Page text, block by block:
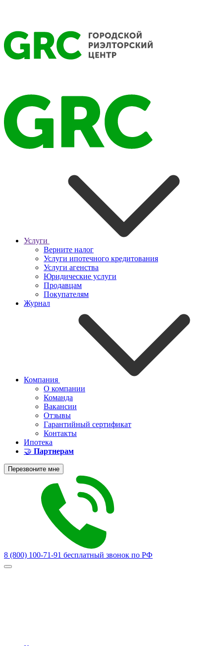
Услуги
Верните налог
Услуги ипотечного кредитования
Услуги агенства
Юридические услуги
Продавцам
Покупателям
Журнал
Компания
О компании
Команда
Вакансии
Отзывы
Гарантийный сертификат
Контакты
Ипотека
🤝 Партнерам
Перезвоните мне
8 (800) 100-71-91 бесплатный звонок по РФ